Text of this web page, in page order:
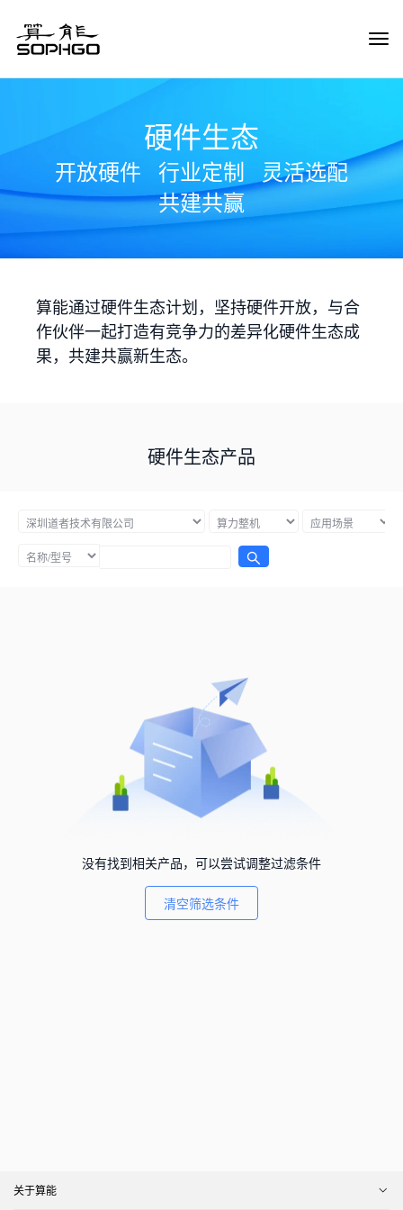
硬件生态
开放硬件 行业定制
灵活选配
共建共赢
算能通过硬件生态计划，坚持硬件开放，与合
作伙伴一起打造有竞争力的差异化硬件生态成
果，共建共赢新生态。
硬件生态产品
没有找到相关产品，可以尝试调整过滤条件
清空筛选条件
关于算能